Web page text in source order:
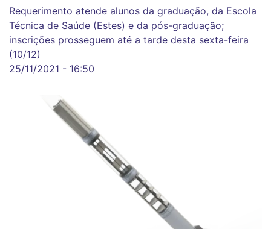
Requerimento atende alunos da graduação, da Escola
Técnica de Saúde (Estes) e da pós-graduação;
inscrições prosseguem até a tarde desta sexta-feira
(10/12)
25/11/2021 - 16:50